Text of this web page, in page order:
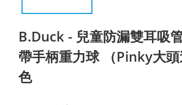
B.Duck - 兒童防漏雙耳吸
帶手柄重力球 （Pinky大
色